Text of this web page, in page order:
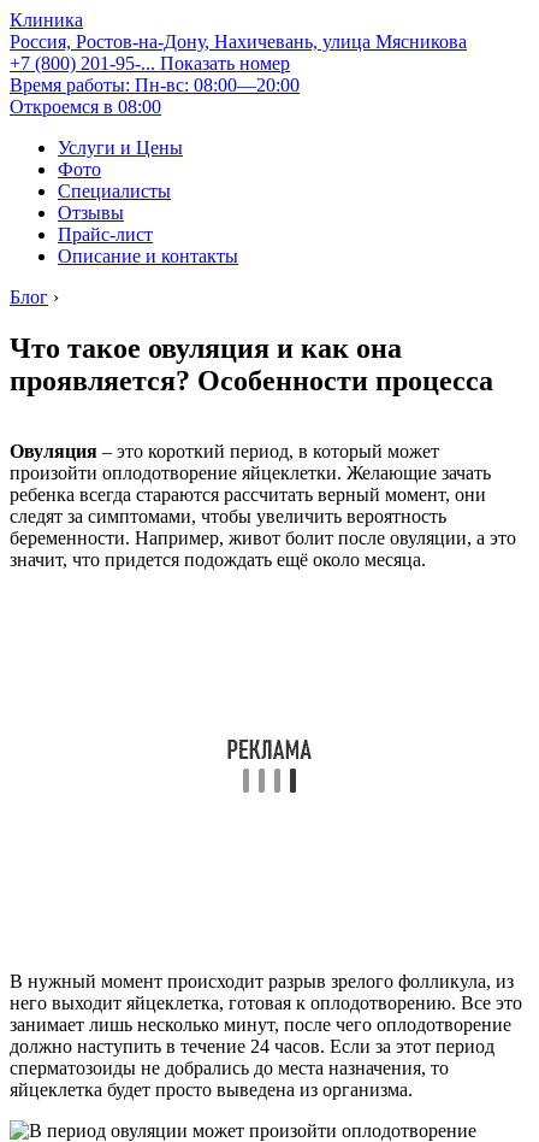
Клиника
Россия, Ростов-на-Дону, Нахичевань, улица Мясникова
+7 (800) 201-95-... Показать номер
Время работы: Пн-вс: 08:00—20:00
Откроемся в 08:00
Услуги и Цены
Фото
Специалисты
Отзывы
Прайс-лист
Описание и контакты
Блог ›
Что такое овуляция и как она
проявляется? Особенности процесса
Овуляция – это короткий период, в который может
произойти оплодотворение яйцеклетки. Желающие зачать
ребенка всегда стараются рассчитать верный момент, они
следят за симптомами, чтобы увеличить вероятность
беременности. Например, живот болит после овуляции, а это
значит, что придется подождать ещё около месяца.
В нужный момент происходит разрыв зрелого фолликула, из
него выходит яйцеклетка, готовая к оплодотворению. Все это
занимает лишь несколько минут, после чего оплодотворение
должно наступить в течение 24 часов. Если за этот период
сперматозоиды не добрались до места назначения, то
яйцеклетка будет просто выведена из организма.